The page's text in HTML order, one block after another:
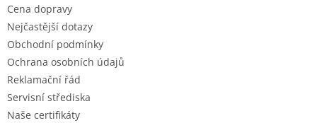
Cena dopravy
Nejčastější dotazy
Obchodní podmínky
Ochrana osobních údajů
Reklamační řád
Servisní střediska
Naše certifikáty